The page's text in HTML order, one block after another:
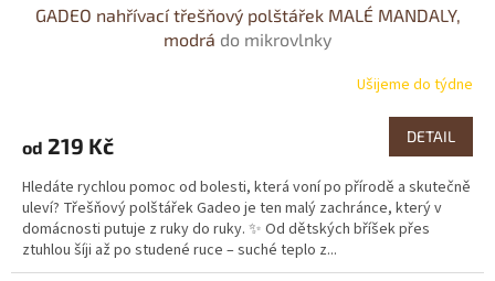
GADEO nahřívací třešňový polštářek MALÉ MANDALY,
modrá do mikrovlnky
je
z
5
hvězdiček.
Ušijeme do týdne
od 219 Kč DETAIL
Hledáte rychlou pomoc od bolesti, která voní po přírodě a skutečně
uleví? Třešňový polštářek Gadeo je ten malý zachránce, který v
domácnosti putuje z ruky do ruky. ✨ Od dětských bříšek přes
ztuhlou šíji až po studené ruce – suché teplo z...